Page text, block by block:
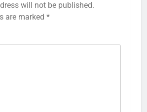
will not be published.
are marked *